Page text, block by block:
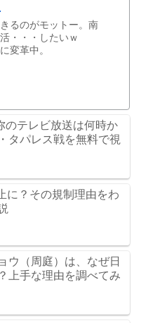
るのがモットー。南
・・・したいｗ
変革中。
のテレビ放送は何時か
タパレス戦を無料で視
に？その規制理由をわ
ウ（周庭）は、なぜ日
上手な理由を調べてみ